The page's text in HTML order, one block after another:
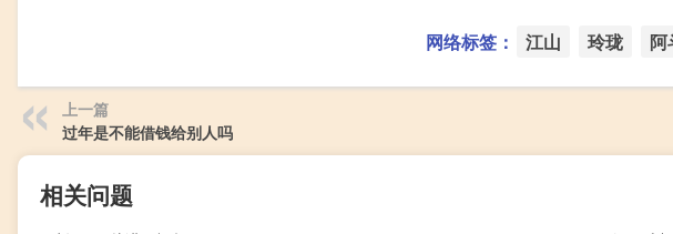
网络标签： 江山 玲珑 阿
上一篇
过年是不能借钱给别人吗
相关问题